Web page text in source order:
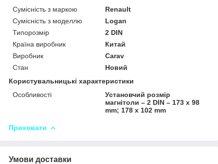
Сумісність з маркою
Renault
Сумісність з моделлю
Logan
Типорозмір
2 DIN
Країна виробник
Китай
Виробник
Carav
Стан
Новий
Користувальницькі характеристики
Особливості
Установчий розмір
магнітоли – 2 DIN – 173 x 98
mm; 178 x 102 mm
Приховати
Умови доставки